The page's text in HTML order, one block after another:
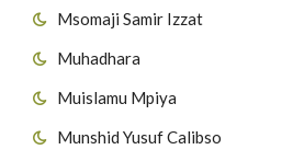
Msomaji Samir Izzat
Muhadhara
Muislamu Mpiya
Munshid Yusuf Calibso